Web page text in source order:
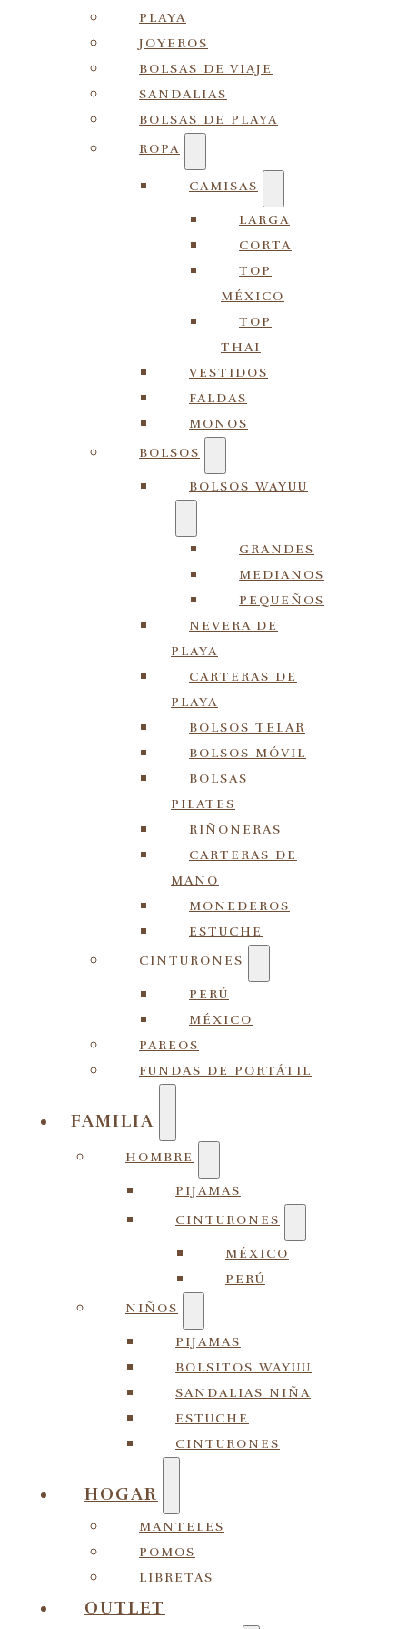
PLAYA
JOYEROS
BOLSAS DE VIAJE
SANDALIAS
BOLSAS DE PLAYA
ROPA
CAMISAS
LARGA
CORTA
TOP
MÉXICO
TOP
THAI
VESTIDOS
FALDAS
MONOS
BOLSOS
BOLSOS WAYUU
GRANDES
MEDIANOS
PEQUEÑOS
NEVERA DE
PLAYA
CARTERAS DE
PLAYA
BOLSOS TELAR
BOLSOS MÓVIL
BOLSAS
PILATES
RIÑONERAS
CARTERAS DE
MANO
MONEDEROS
ESTUCHE
CINTURONES
PERÚ
MÉXICO
PAREOS
FUNDAS DE PORTÁTIL
FAMILIA
HOMBRE
PIJAMAS
CINTURONES
MÉXICO
PERÚ
NIÑOS
PIJAMAS
BOLSITOS WAYUU
SANDALIAS NIÑA
ESTUCHE
CINTURONES
HOGAR
MANTELES
POMOS
LIBRETAS
OUTLET